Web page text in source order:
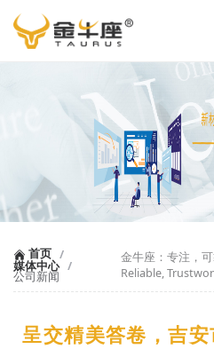
首页 /
媒体中心 /
公司新闻
金牛座：专注，
Reliable,
呈交精美答卷，吉